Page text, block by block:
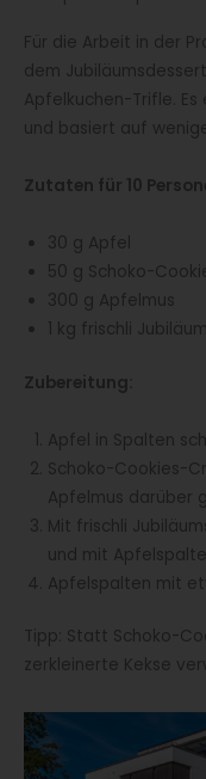
Für die Arbeit in der
dem
Apfelkuchen-Trifle.
und basiert auf
Zutaten für 10
30 g Apfel
50 g Schoko-
300 g Apfelmus
1 kg frischli
Zubereitung:
Apfel in Spalten
Schoko-Cookies-
Apfelmus darüber
Mit frischli
und mit
Apfelspalten mit
Tipp: Statt Schoko-
zerkleinerte Kekse